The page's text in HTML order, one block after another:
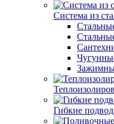
Система из
Гибкие